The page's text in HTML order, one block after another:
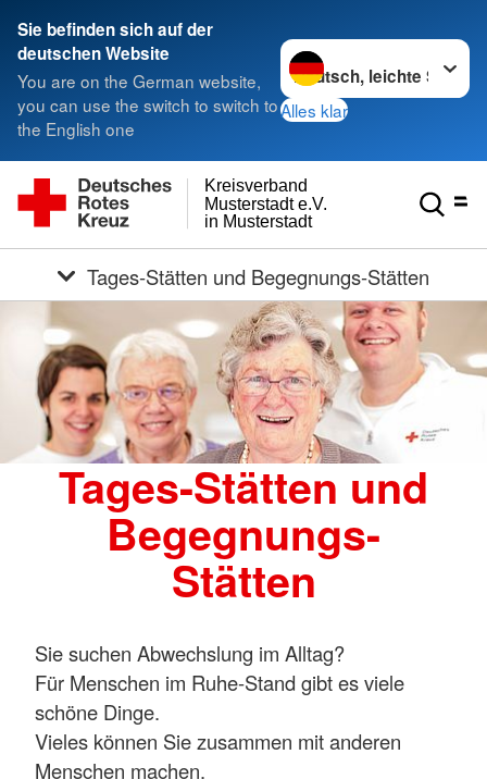
Sie befinden sich auf der
deutschen Website
You are on the German website,
you can use the switch to switch to
the English one
Sprache wechseln zu
Alles klar
in Musterstadt
Musterstadt e.V.
Kreisverband
Tages-Stätten und Begegnungs-Stätten
Tages-Stätten und
Begegnungs-
Stätten
Sie suchen Abwechslung im Alltag?
Für Menschen im Ruhe-Stand gibt es viele
schöne Dinge.
Vieles können Sie zusammen mit anderen
Menschen machen.